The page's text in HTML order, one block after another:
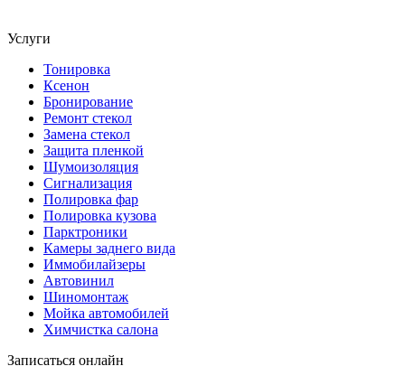
Услуги
Тонировка
Ксенон
Бронирование
Ремонт стекол
Замена стекол
Защита пленкой
Шумоизоляция
Сигнализация
Полировка фар
Полировка кузова
Парктроники
Камеры заднего вида
Иммобилайзеры
Автовинил
Шиномонтаж
Мойка автомобилей
Химчистка салона
Записаться онлайн